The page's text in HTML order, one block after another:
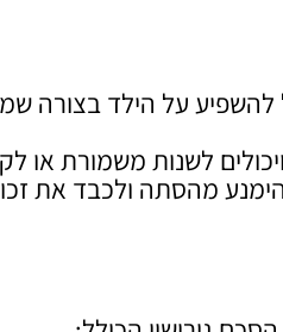
להשפיע על הילד בצורה
לשנות משמורת או
מהסתה ולכבד את